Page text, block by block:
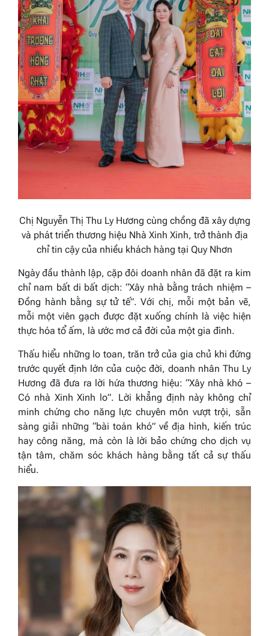
Chị Nguyễn Thị Thu Ly Hương cùng chồng đã xây dựng
và phát triển thương hiệu Nhà Xinh Xinh, trở thành địa
chỉ tin cậy của nhiều khách hàng tại Quy Nhơn
Ngày đầu thành lập, cặp đôi doanh nhân đã đặt ra kim
chỉ nam bất di bất dịch:“Xây nhà bằng trách nhiệm –
Đồng hành bằng sự tử tế”. Với chị, mỗi một bản vẽ,
mỗi một viên gạch được đặt xuống chính là việc hiện
thực hóa tổ ấm, là ước mơ cả đời của một gia đình.
Thấu hiểu những lo toan, trăn trở của gia chủ khi đứng
trước quyết định lớn của cuộc đời, doanh nhân Thu Ly
Hương đã đưa ra lời hứa thương hiệu: “Xây nhà khó –
Có nhà Xinh Xinh lo”. Lời khẳng định này không chỉ
minh chứng cho năng lực chuyên môn vượt trội, sẵn
sàng giải những “bài toán khó” về địa hình, kiến trúc
hay công năng, mà còn là lời bảo chứng cho dịch vụ
tận tâm, chăm sóc khách hàng bằng tất cả sự thấu
hiểu.